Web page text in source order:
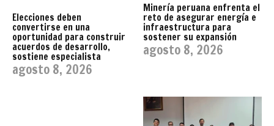
Elecciones deben
convertirse en una
oportunidad para construir
acuerdos de desarrollo,
sostiene especialista
agosto 8, 2026
Minería peruana enfrenta el
reto de asegurar energía e
infraestructura para
sostener su expansión
agosto 8, 2026